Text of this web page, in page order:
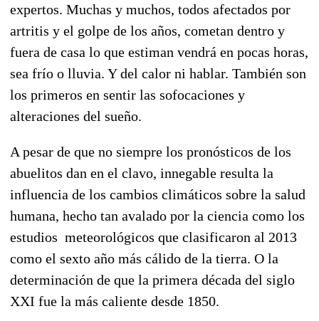
expertos. Muchas y muchos, todos afectados por
artritis y el golpe de los años, cometan dentro y
fuera de casa lo que estiman vendrá en pocas horas,
sea frío o lluvia. Y del calor ni hablar. También son
los primeros en sentir las sofocaciones y
alteraciones del sueño.
A pesar de que no siempre los pronósticos de los
abuelitos dan en el clavo, innegable resulta la
influencia de los cambios climáticos sobre la salud
humana, hecho tan avalado por la ciencia como los
estudios meteorológicos que clasificaron al 2013
como el sexto año más cálido de la tierra. O la
determinación de que la primera década del siglo
XXI fue la más caliente desde 1850.